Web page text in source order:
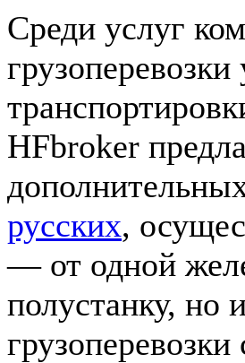
Среди услуг
HFbroker
русских,
— от одной
полустанку, но